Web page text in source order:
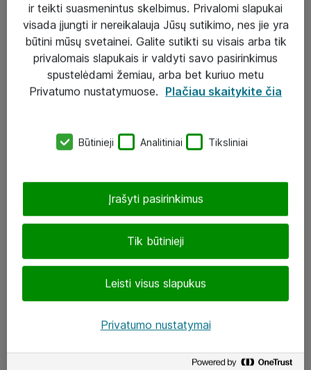
Paslaugos
Sprendimai
Įgyvendinti projektai
Atea ekspertų patarimai verslui
UAB „ATEA“
J. Rutkausko g. 6, Vilnius
Atea kontaktai
Aplankykite mus
ir teikti suasmenintus skelbimus. Privalomi slapukai
visada įjungti ir nereikalauja Jūsų sutikimo, nes jie yra
būtini mūsų svetainei. Galite sutikti su visais arba tik
privalomais slapukais ir valdyti savo pasirinkimus
spustelėdami žemiau, arba bet kuriuo metu
Privatumo nustatymuose. Plačiau skaitykite čia
Būtinieji Analitiniai Tiksliniai
Tik būtinieji
Leisti visus slapukus
Įrašyti pasirinkimus
Privatumo nustatymai